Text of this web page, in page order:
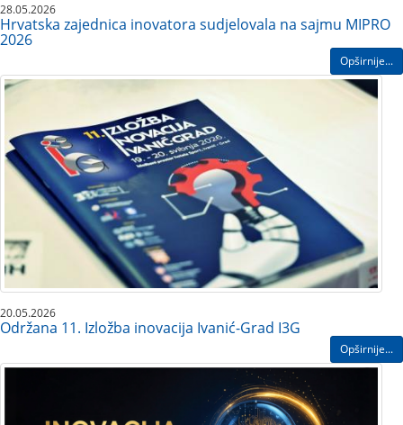
28.05.2026
Hrvatska zajednica inovatora sudjelovala na sajmu MIPRO
2026
Opširnije...
20.05.2026
Održana 11. Izložba inovacija Ivanić-Grad I3G
Opširnije...